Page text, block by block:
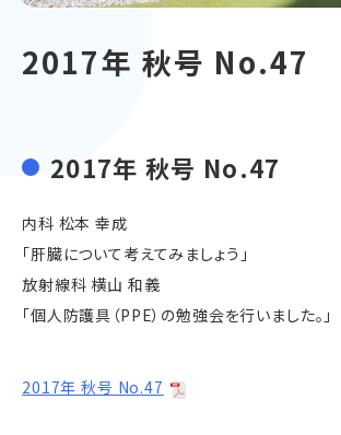
2017年 秋号 No.47
2017年 秋号 No.47
内科 松本 幸成
「肝臓について考えてみましょう」
放射線科 横山 和義
「個人防護具（PPE）の勉強会を行いました。」
2017年 秋号 No.47